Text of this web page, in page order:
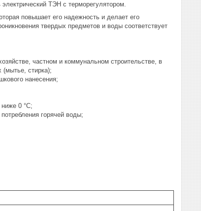
ТЭН с терморегулятором.
повышает его надежность и делает его
твердых предметов и воды соответствует
частном и коммунальном строительстве, в
(мытье, стирка);
нанесения;
ниже 0 °С;
горячей воды;